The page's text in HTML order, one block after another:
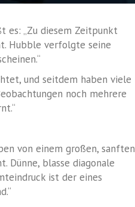
es: „Zu diesem Zeitpunkt
Hubble verfolgte seine
und seitdem haben viele
noch mehrere
von einem großen, sanften
Dünne, blasse diagonale
ist der eines